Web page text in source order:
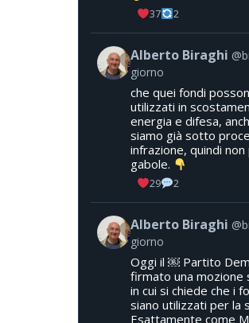
37 2
Alberto Biraghi
giorno
che quei fondi
utilizzati in
energia e difesa,
siamo già sotto
infrazione, quindi
gabole.
29 2
Alberto Biraghi
giorno
Oggi il ￼ Partito
firmato una mozione
in cui si chiede che i
siano utilizzati per la
Esattamente come